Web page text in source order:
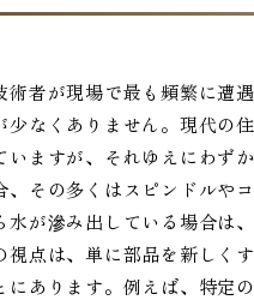
者が現場で最も頻繁に遭
少なくありません。現代の
ますが、それゆえにわず
その多くはスピンドルや
が滲み出している場合は
点は、単に部品を新しく
あります。例えば、特定